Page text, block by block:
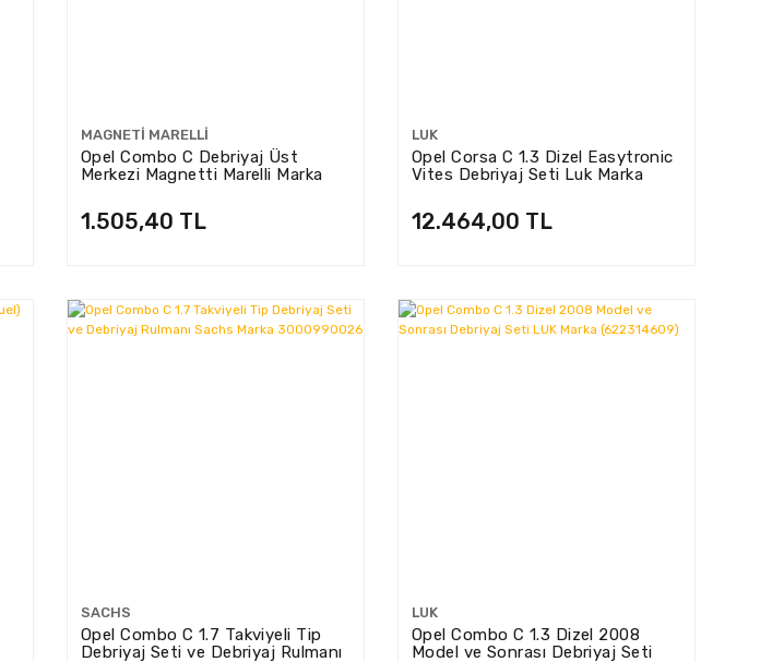
MAGNETI MARELLI
Opel Combo C Debriyaj Üst
Merkezi Magnetti Marelli Marka
1.505,40 TL
LUK
Opel Corsa C 1.3 Dizel Easytronic
Vites Debriyaj Seti Luk Marka
12.464,00 TL
SACHS
Opel Combo C 1.7 Takviyeli Tip
Debriyaj Seti ve Debriyaj Rulmanı
LUK
Opel Combo C 1.3 Dizel 2008
Model ve Sonrası Debriyaj Seti